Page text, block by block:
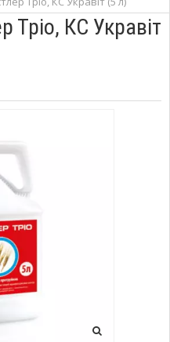
Тріо, КС Укравіт